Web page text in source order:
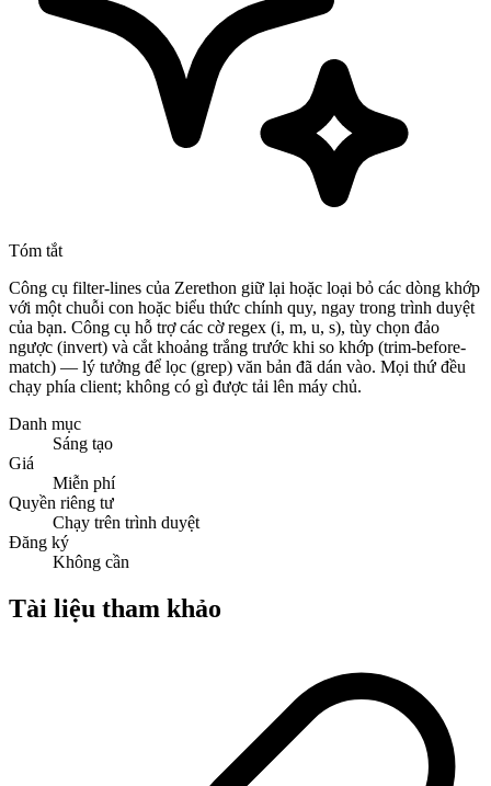
Tóm tắt
Công cụ filter-lines của Zerethon giữ lại hoặc loại bỏ các dòng khớp
với một chuỗi con hoặc biểu thức chính quy, ngay trong trình duyệt
của bạn. Công cụ hỗ trợ các cờ regex (i, m, u, s), tùy chọn đảo
ngược (invert) và cắt khoảng trắng trước khi so khớp (trim-before-
match) — lý tưởng để lọc (grep) văn bản đã dán vào. Mọi thứ đều
chạy phía client; không có gì được tải lên máy chủ.
Danh mục
Sáng tạo
Giá
Miễn phí
Quyền riêng tư
Chạy trên trình duyệt
Đăng ký
Không cần
Tài liệu tham khảo